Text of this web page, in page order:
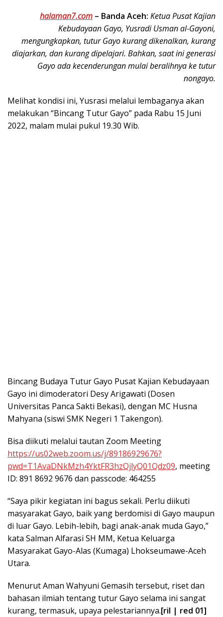
halaman7.com – Banda Aceh: Ketua Pusat Kajian
Kebudayaan Gayo, Yusradi Usman al-Gayoni,
mengungkapkan, tutur Gayo kurang dikenalkan, kurang
diajarkan, dan kurang dipelajari. Bahkan, saat ini generasi
Gayo ada kecenderungan mulai beralihnya ke tutur
nongayo.
Melihat kondisi ini, Yusrasi melalui lembaganya akan
melakukan “Bincang Tutur Gayo” pada Rabu 15 Juni
2022, malam mulai pukul 19.30 Wib.
Bincang Budaya Tutur Gayo Pusat Kajian Kebudayaan
Gayo ini dimoderatori Desy Arigawati (Dosen
Universitas Panca Sakti Bekasi), dengan MC Husna
Mahyana (siswi SMK Negeri 1 Takengon).
Bisa diikuti melalui tautan Zoom Meeting
https://us02web.zoom.us/j/89186929676?
pwd=T1AvaDNkMzh4YktFR3hzQjlyQ01Qdz09, meeting
ID: 891 8692 9676 dan passcode: 464255
“Saya pikir kegiatan ini bagus sekali. Perlu diikuti
masyarakat Gayo, baik yang berdomisi di Gayo maupun
di luar Gayo. Lebih-lebih, bagi anak-anak muda Gayo,”
kata Salman Alfarasi SH MM, Ketua Keluarga
Masyarakat Gayo-Alas (Kumaga) Lhokseumawe-Aceh
Utara.
Menurut Aman Wahyuni Gemasih tersebut, riset dan
bahasan ilmiah tentang tutur Gayo selama ini sangat
kurang, termasuk, upaya pelestariannya.[ril | red 01]